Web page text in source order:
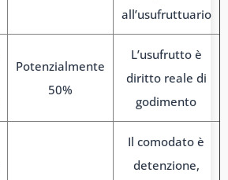
all’usufruttuario
Potenzialmente
50%
L’usufrutto è
diritto reale di
godimento
Il comodato è
detenzione,